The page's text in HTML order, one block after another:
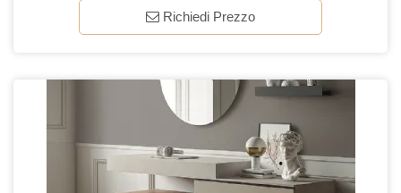
Richiedi Prezzo